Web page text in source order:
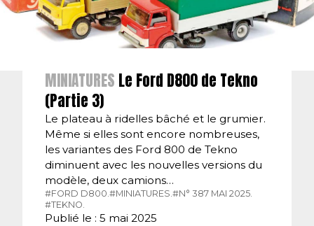
MINIATURES Le Ford D800 de Tekno
(Partie 3)
Le plateau à ridelles bâché et le grumier.
Même si elles sont encore nombreuses,
les variantes des Ford 800 de Tekno
diminuent avec les nouvelles versions du
modèle, deux camions…
#FORD D800.#MINIATURES.#N° 387 MAI 2025.
#TEKNO.
Publié le : 5 mai 2025